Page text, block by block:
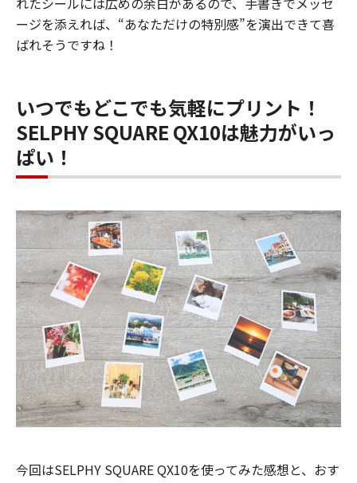
ージを添えれば、“あなただけの特別感”を演出できて喜
ばれそうですね！
いつでもどこでも気軽にプリント！
SELPHY SQUARE QX10は魅力がいっ
ぱい！
今回はSELPHY SQUARE QX10を使ってみた感想と、おす